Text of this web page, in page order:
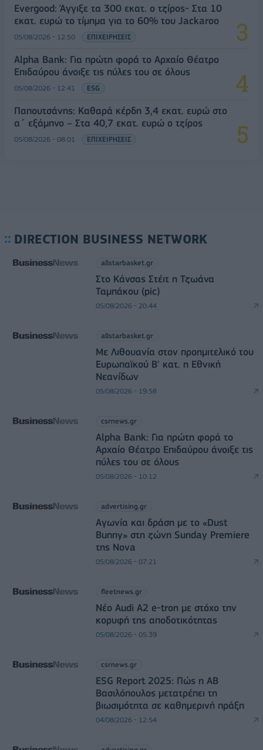
Evergood: Άγγιξε τα 300 εκατ. ο τζίρος- Στα 10
εκατ. ευρώ το τίμημα για το 60% του Jackaroo
05/08/2026 - 12:50 ΕΠΙΧΕΙΡΗΣΕΙΣ
Alpha Bank: Για πρώτη φορά το Αρχαίο Θέατρο
Επιδαύρου άνοιξε τις πύλες του σε όλους
05/08/2026 - 12:41 ESG
Παπουτσάνης: Καθαρά κέρδη 3,4 εκατ. ευρώ στο
α΄ εξάμηνο – Στα 40,7 εκατ. ευρώ ο τζίρος
05/08/2026 - 08:01 ΕΠΙΧΕΙΡΗΣΕΙΣ
DIRECTION BUSINESS NETWORK
allstarbasket.gr
Στο Κάνσας Στέιτ η Τζωάνα
Ταμπάκου (pic)
05/08/2026 - 20:44
allstarbasket.gr
Με Λιθουανία στον προημιτελικό του
Ευρωπαϊκού Β' κατ. η Εθνική
Νεανίδων
05/08/2026 - 19:58
csrnews.gr
Alpha Bank: Για πρώτη φορά το
Αρχαίο Θέατρο Επιδαύρου άνοιξε τις
πύλες του σε όλους
05/08/2026 - 10:12
advertising.gr
Αγωνία και δράση με το «Dust
Bunny» στη ζώνη Sunday Premiere
της Nova
05/08/2026 - 07:21
fleetnews.gr
Νέο Audi A2 e-tron με στόχο την
κορυφή της αποδοτικότητας
05/08/2026 - 05:39
csrnews.gr
ESG Report 2025: Πώς η ΑΒ
Βασιλόπουλος μετατρέπει τη
βιωσιμότητα σε καθημερινή πράξη
04/08/2026 - 12:54